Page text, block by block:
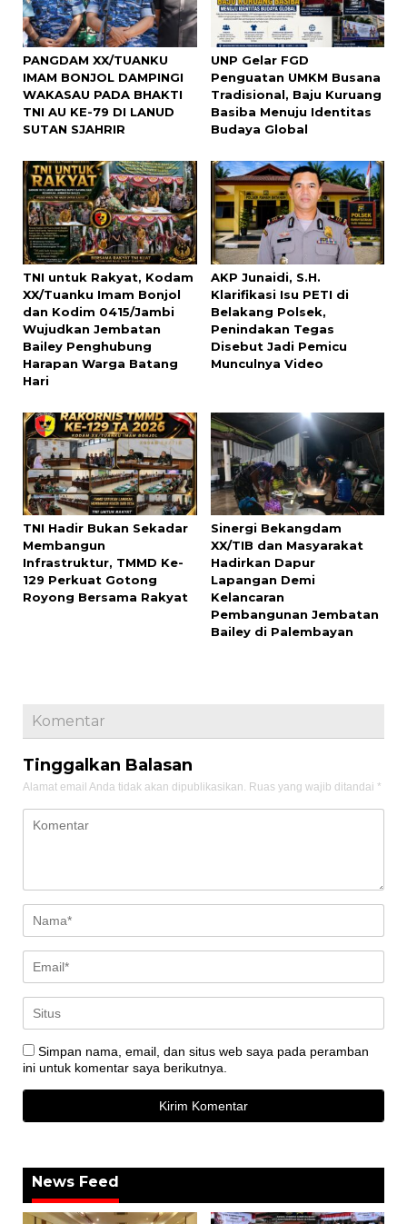
PANGDAM XX/TUANKU
IMAM BONJOL DAMPINGI
WAKASAU PADA BHAKTI
TNI AU KE-79 DI LANUD
SUTAN SJAHRIR
UNP Gelar FGD
Penguatan UMKM Busana
Tradisional, Baju Kuruang
Basiba Menuju Identitas
Budaya Global
TNI untuk Rakyat, Kodam
XX/Tuanku Imam Bonjol
dan Kodim 0415/Jambi
Wujudkan Jembatan
Bailey Penghubung
Harapan Warga Batang
Hari
AKP Junaidi, S.H.
Klarifikasi Isu PETI di
Belakang Polsek,
Penindakan Tegas
Disebut Jadi Pemicu
Munculnya Video
TNI Hadir Bukan Sekadar
Membangun
Infrastruktur, TMMD Ke-
129 Perkuat Gotong
Royong Bersama Rakyat
Sinergi Bekangdam
XX/TIB dan Masyarakat
Hadirkan Dapur
Lapangan Demi
Kelancaran
Pembangunan Jembatan
Bailey di Palembayan
Komentar
Tinggalkan Balasan
Alamat email Anda tidak akan dipublikasikan. Ruas yang wajib ditandai *
Simpan nama, email, dan situs web saya pada peramban
ini untuk komentar saya berikutnya.
News Feed